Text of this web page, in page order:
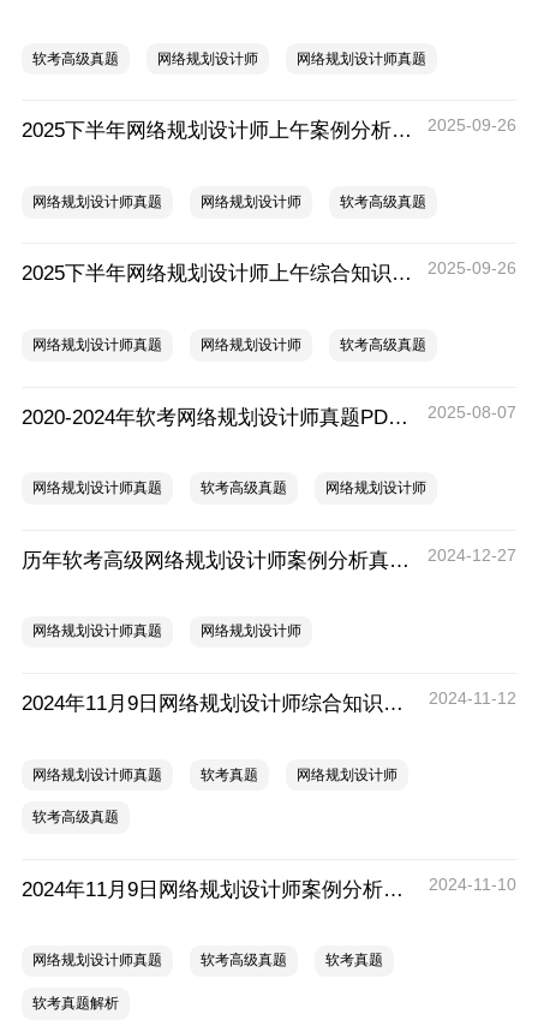
软考高级真题 网络规划设计师 网络规划设计师真题
2025下半年网络规划设计师上午案例分析真题及答案 2025-09-26
网络规划设计师真题 网络规划设计师 软考高级真题
2025下半年网络规划设计师上午综合知识真题及答案 2025-09-26
网络规划设计师真题 网络规划设计师 软考高级真题
2020-2024年软考网络规划设计师真题PDF版汇总 2025-08-07
网络规划设计师真题 软考高级真题 网络规划设计师
历年软考高级网络规划设计师案例分析真题及答案汇总（2014年-2024年） 2024-12-27
网络规划设计师真题 网络规划设计师
2024年11月9日网络规划设计师综合知识考试真题 2024-11-12
网络规划设计师真题 软考真题 网络规划设计师
软考高级真题
2024年11月9日网络规划设计师案例分析考试真题 2024-11-10
网络规划设计师真题 软考高级真题 软考真题
软考真题解析